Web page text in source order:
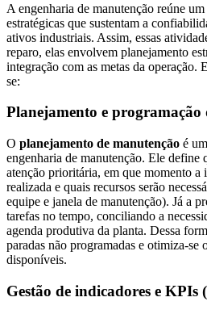
A engenharia de manutenção reúne
estratégicas que sustentam a
ativos industriais. Assim, essas
reparo, elas envolvem planejamento
integração com as metas da operação.
se:
Planejamento e programação
O planejamento de manutenção é
engenharia de manutenção. Ele define
atenção prioritária, em que momento a
realizada e quais recursos serão
equipe e janela de manutenção). Já a
tarefas no tempo, conciliando a
agenda produtiva da planta. Dessa
paradas não programadas e otimiza-se
disponíveis.
Gestão de indicadores e